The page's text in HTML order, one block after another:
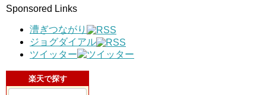
Sponsored Links
漕ぎつながり
ジョグダイアル
ツイッター
楽天で探す